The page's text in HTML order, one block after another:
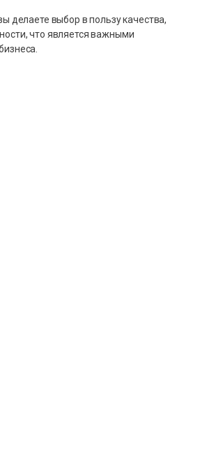
делаете выбор в пользу качества,
что является важными